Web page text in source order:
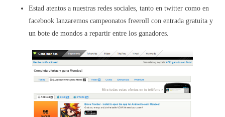
Estad atentos a nuestras redes sociales, tanto en twitter como en
facebook lanzaremos campeonatos freeroll con entrada gratuita y
un bote de mondos a repartir entre los ganadores.